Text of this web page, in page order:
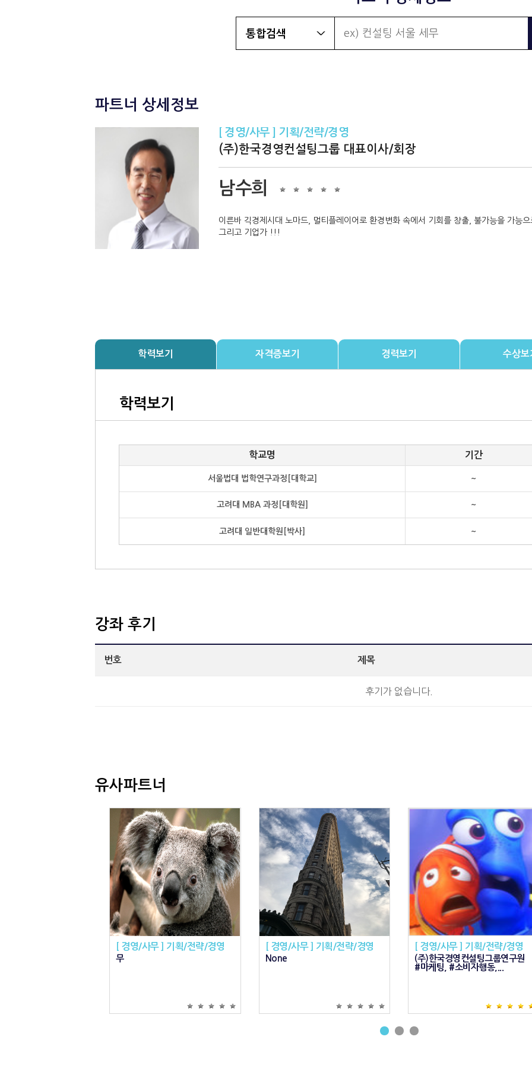
파트너 상세정보
[ 경영/사무 ] 기획/전략/경영
(주)한국경영컨설팅그룹 대표이사/회장
남수희
이른바 긱경제시대 노마드, 멀티플레이어로 환경변화 속에서 기회를 창출, 불가능을 가능
그리고 기업가 !!!
학력보기 자격증보기 경력보기 수상보
학력보기
학교명 기간
서울법대 법학연구과정[대학교] ~
고려대 MBA 과정[대학원] ~
고려대 일반대학원[박사] ~
강좌 후기
번호 제목
후기가 없습니다.
유사파트너
[ 경영/사무 ] 기획/전략/경영
무
[ 경영/사무 ] 기획/전략/경영
None
[ 경영/사무 ] 기획/전략/경영
(주)한국경영컨설팅그룹연구원
#마케팅, #소비자행동,...